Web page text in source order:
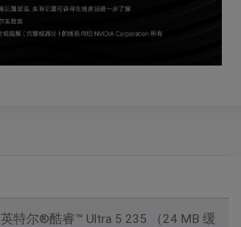
英特尔®酷睿™ Ultra 5 235 （24 MB 缓